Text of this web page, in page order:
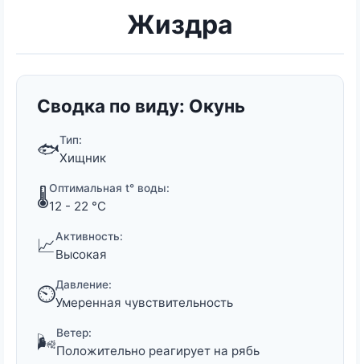
Жиздра
Сводка по виду: Окунь
🐟Тип:
Хищник
🌡️Оптимальная t° воды:
12 - 22 °C
📈Активность:
Высокая
⏲️Давление:
Умеренная чувствительность
🌬️Ветер:
Положительно реагирует на рябь